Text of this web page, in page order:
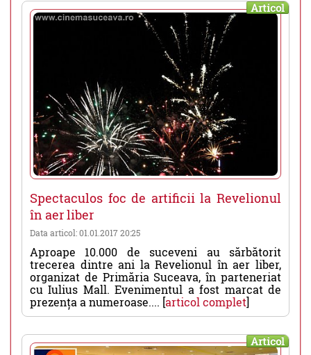
Articol
Spectaculos foc de artificii la Revelionul
în aer liber
Data articol: 01.01.2017 20:25
Aproape 10.000 de suceveni au sărbătorit
trecerea dintre ani la Revelionul în aer liber,
organizat de Primăria Suceava, în parteneriat
cu Iulius Mall. Evenimentul a fost marcat de
prezența a numeroase.... [articol complet]
Articol